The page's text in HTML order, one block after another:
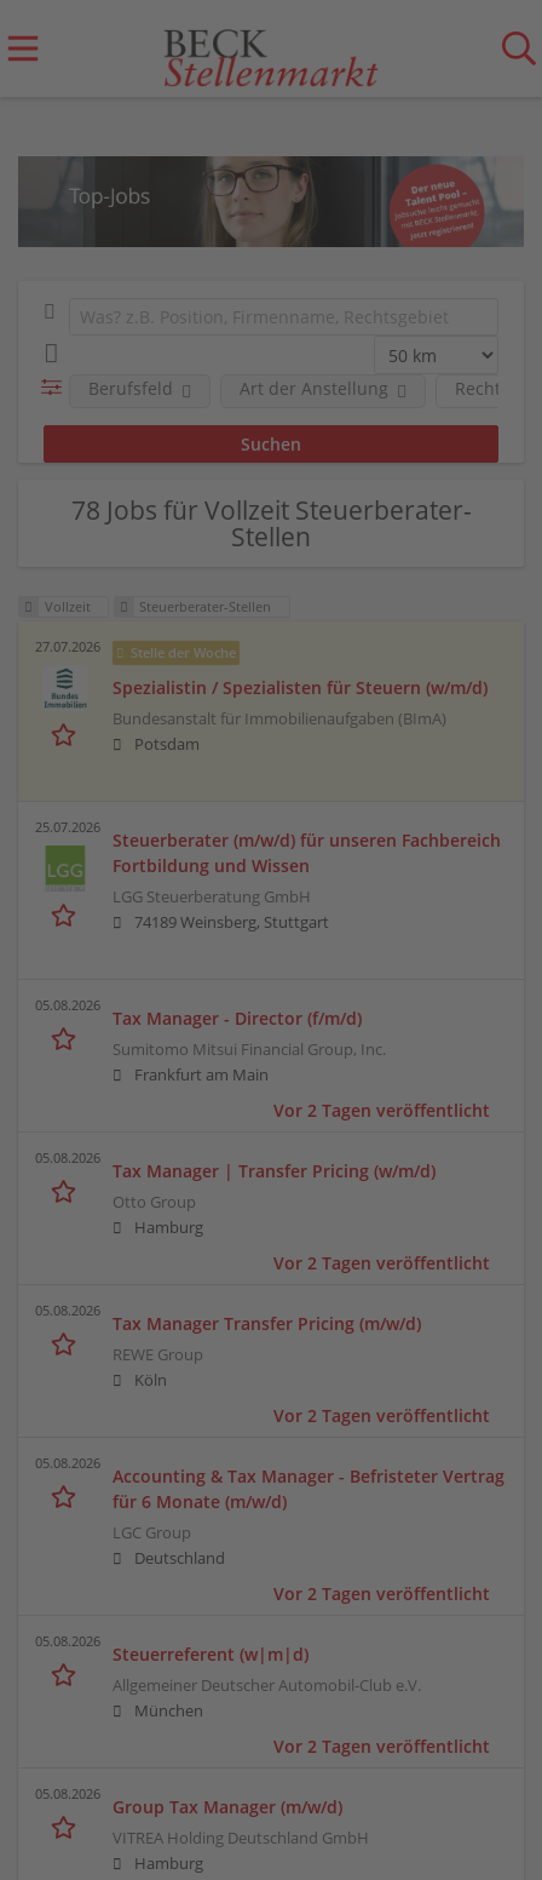
Berufsfeld Rechts-/
Art der Anstellung
78 Jobs für Vollzeit Steuerberater-
Stellen
Vollzeit Steuerberater-Stellen
27.07.2026 Stelle der Woche
Spezialistin / Spezialisten für Steuern (w/m/d)
Bundesanstalt für Immobilienaufgaben (BImA)
Potsdam
25.07.2026
Steuerberater (m/w/d) für unseren Fachbereich
Fortbildung und Wissen
LGG Steuerberatung GmbH
74189 Weinsberg, Stuttgart
05.08.2026
Tax Manager - Director (f/m/d)
Sumitomo Mitsui Financial Group, Inc.
Frankfurt am Main
Vor 2 Tagen veröffentlicht
05.08.2026
Tax Manager | Transfer Pricing (w/m/d)
Otto Group
Hamburg
Vor 2 Tagen veröffentlicht
05.08.2026
Tax Manager Transfer Pricing (m/w/d)
REWE Group
Köln
Vor 2 Tagen veröffentlicht
05.08.2026
Accounting & Tax Manager - Befristeter Vertrag
für 6 Monate (m/w/d)
LGC Group
Deutschland
Vor 2 Tagen veröffentlicht
05.08.2026
Steuerreferent (w|m|d)
Allgemeiner Deutscher Automobil-Club e.V.
München
Vor 2 Tagen veröffentlicht
05.08.2026
Group Tax Manager (m/w/d)
VITREA Holding Deutschland GmbH
Hamburg